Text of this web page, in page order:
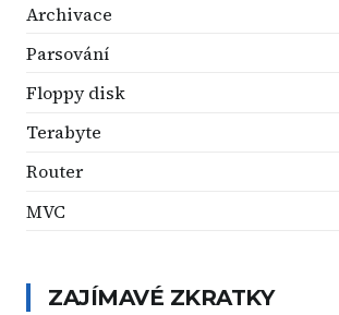
Archivace
Parsování
Floppy disk
Terabyte
Router
MVC
ZAJÍMAVÉ ZKRATKY